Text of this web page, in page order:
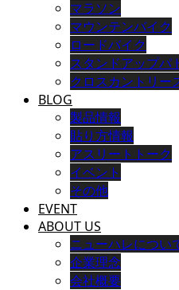
マラソン
マウンテンバイク
ロードバイク
スタンドアップパ
クロスカントリー
BLOG
製品情報
貼り方情報
アスリートトーク
イベント
その他
EVENT
ABOUT US
ニューハレについ
企業理念
会社概要